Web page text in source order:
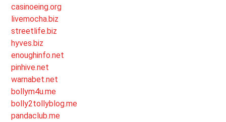
casinoeing.org
livemocha.biz
streetlife.biz
hyves.biz
enoughinfo.net
pinhive.net
warnabet.net
bollym4u.me
bolly2tollyblog.me
pandaclub.me